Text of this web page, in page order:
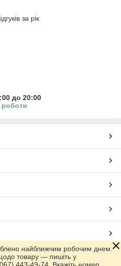
за рік
до 20:00
роботи
Prom.ua
найближчим робочим днем.
товару — пишіть у